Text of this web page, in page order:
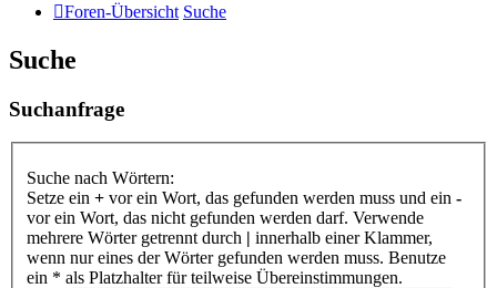
Foren-Übersicht Suche
Suche
Suchanfrage
Suche nach Wörtern:
Setze ein + vor ein Wort, das gefunden werden muss und ein -
vor ein Wort, das nicht gefunden werden darf. Verwende
mehrere Wörter getrennt durch | innerhalb einer Klammer,
wenn nur eines der Wörter gefunden werden muss. Benutze
ein * als Platzhalter für teilweise Übereinstimmungen.